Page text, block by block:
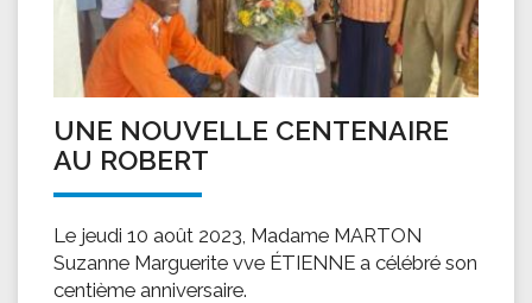
UNE NOUVELLE CENTENAIRE
AU ROBERT
Le jeudi 10 août 2023, Madame MARTON
Suzanne Marguerite vve ÉTIENNE a célébré son
centième anniversaire.